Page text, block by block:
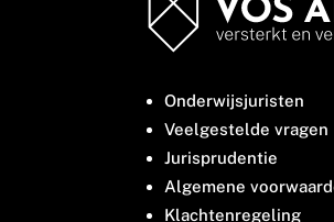
Onderwijsjuristen
Veelgestelde vragen
Jurisprudentie
Algemene
Klachtenregeling